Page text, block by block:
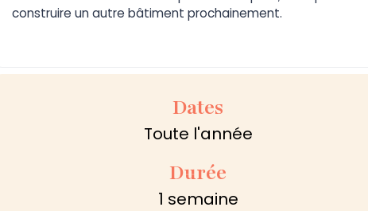
construire un autre bâtiment prochainement.
Dates
Toute l'année
Durée
1 semaine